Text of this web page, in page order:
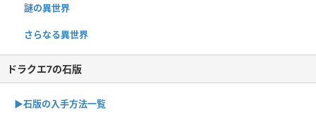
謎の異世界
さらなる異世界
ドラクエ7の石版
▶︎石版の入手方法一覧